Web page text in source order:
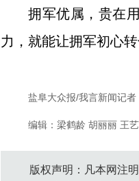
拥军优属，贵在
力，就能让拥军初心
盐阜大众报/我言新闻记者
编辑：梁鹤龄 胡丽丽 王
版权声明：凡本网注